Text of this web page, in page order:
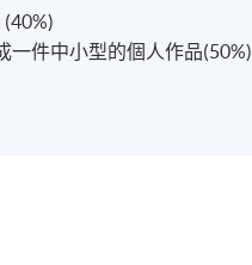
一件中小型的個人作品(50%)